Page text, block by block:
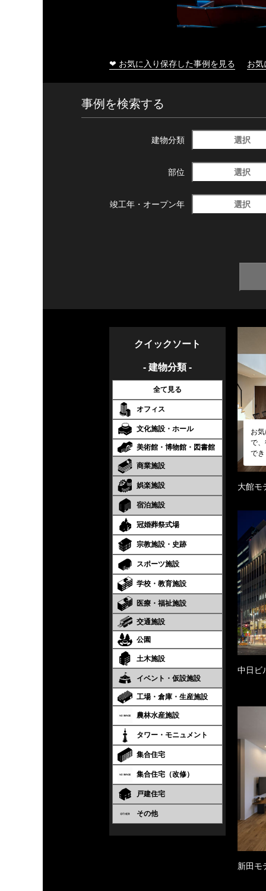
❤ お気に入り保存した事例を見る お
事例を検索する
建物分類 選択
部位 選択
竣工年・ オープン年 選択
クイックソート
- 建物分類 -
全て見る
オフィス
文化施設・ホール
美術館・博物館・図書館
商業施設
娯楽施設
宿泊施設
冠婚葬祭式場
宗教施設・史跡
スポーツ施設
学校・教育施設
医療・福祉施設
交通施設
公園
土木施設
イベント・仮設施設
工場・倉庫・生産施設
農林水産施設
タワー・モニュメント
集合住宅
集合住宅（改修）
戸建住宅
その他
お
で
で
大館モ
中日ビ
新田モ